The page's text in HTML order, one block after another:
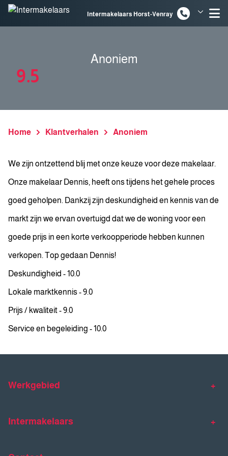
Spring naar inhoud
Intermakelaars Horst-Venray
Anoniem
9.5
Home Klantverhalen Anoniem
We zijn ontzettend blij met onze keuze voor deze makelaar.
Onze makelaar Dennis, heeft ons tijdens het gehele proces
goed geholpen. Dankzij zijn deskundigheid en kennis van de
markt zijn we ervan overtuigd dat we de woning voor een
goede prijs in een korte verkoopperiode hebben kunnen
verkopen. Top gedaan Dennis!
Deskundigheid - 10.0
Lokale marktkennis - 9.0
Prijs / kwaliteit - 9.0
Service en begeleiding - 10.0
Werkgebied
Intermakelaars